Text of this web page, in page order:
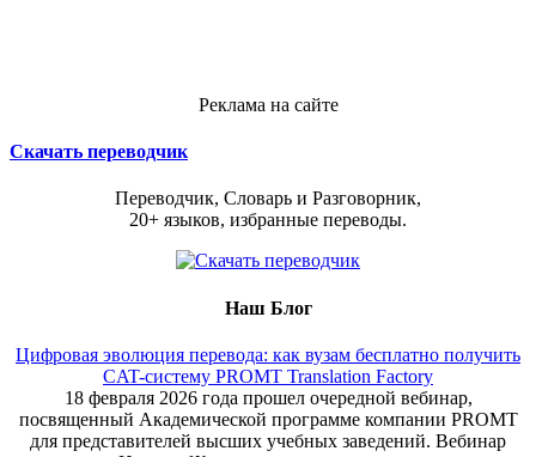
Реклама на сайте
Скачать переводчик
Переводчик, Словарь и Разговорник,
20+ языков, избранные переводы.
Наш Блог
Цифровая эволюция перевода: как вузам бесплатно получить
CAT-систему PROMT Translation Factory
18 февраля 2026 года прошел очередной вебинар,
посвященный Академической программе компании PROMT
для представителей высших учебных заведений. Вебинар